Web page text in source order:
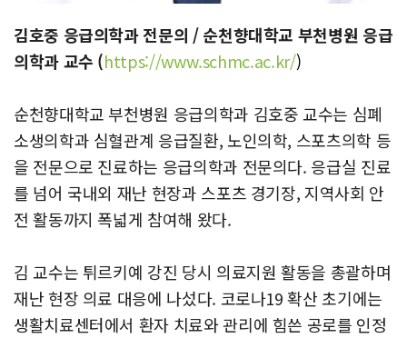
김호중 응급의학과 전문의 / 순천향대학교 부천병원 응급
의학과 교수 (https://www.schmc.ac.kr/)
순천향대학교 부천병원 응급의학과 김호중 교수는 심폐
소생의학과 심혈관계 응급질환, 노인의학, 스포츠의학 등
을 전문으로 진료하는 응급의학과 전문의다. 응급실 진료
를 넘어 국내외 재난 현장과 스포츠 경기장, 지역사회 안
전 활동까지 폭넓게 참여해 왔다.
김 교수는 튀르키예 강진 당시 의료지원 활동을 총괄하며
재난 현장 의료 대응에 나섰다. 코로나19 확산 초기에는
생활치료센터에서 환자 치료와 관리에 힘쓴 공로를 인정